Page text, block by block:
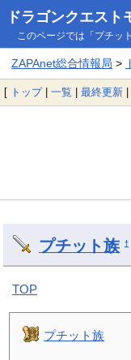
ドラゴンクエス
このページでは「プチッ
ZAPAnet総合情報局 >
[ トップ| 一覧 | 最終更新 |
プチット族 †
TOP
プチット族